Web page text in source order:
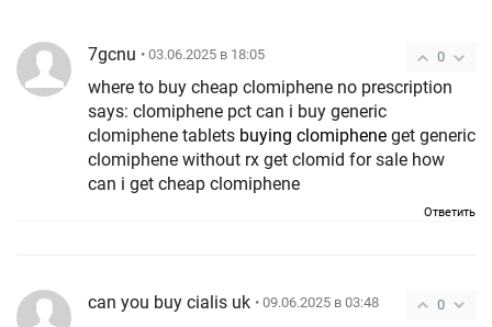
0
7gcnu • 03.06.2025 в 18:05
where to buy cheap clomiphene no prescription
says: clomiphene pct can i buy generic
clomiphene tablets buying clomiphene get generic
clomiphene without rx get clomid for sale how
can i get cheap clomiphene
Ответить
0
can you buy cialis uk • 09.06.2025 в 03:48